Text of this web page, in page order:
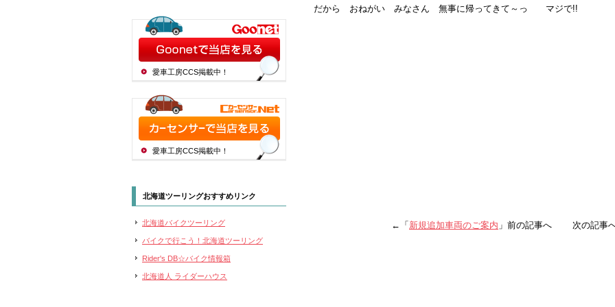
だから おねがい みなさん 無事に帰ってきて～っ マジで!!
←「 新規追加車両のご案内 」前の記事へ 次の記事へ
愛車工房CCS掲載中！
愛車工房CCS掲載中！
北海道ツーリングおすすめリンク
北海道バイクツーリング
バイクで行こう！北海道ツーリング
Rider's DB☆バイク情報箱
北海道人 ライダーハウス